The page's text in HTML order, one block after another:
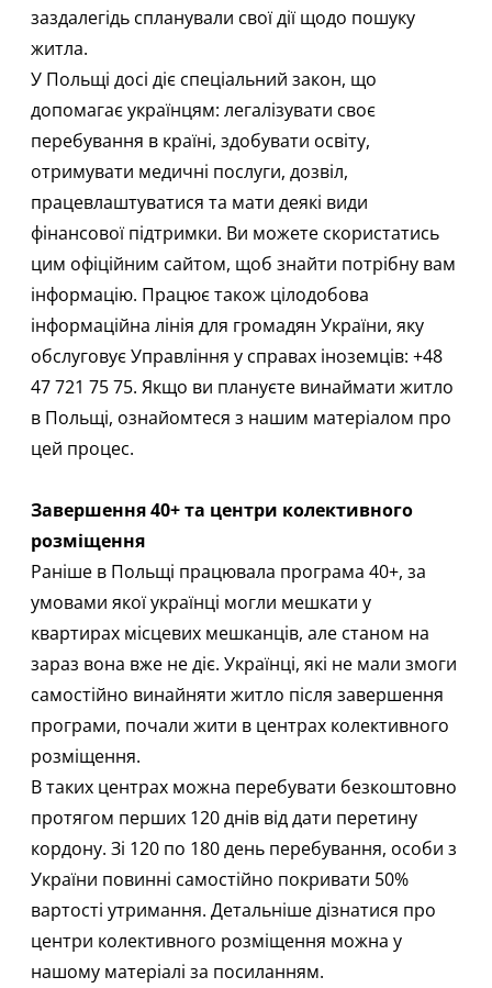
заздалегідь спланували свої дії щодо пошуку
житла.
У Польщі досі діє спеціальний закон, що
допомагає українцям: легалізувати своє
перебування в країні, здобувати освіту,
отримувати медичні послуги, дозвіл,
працевлаштуватися та мати деякі види
фінансової підтримки. Ви можете скористатись
цим офіційним сайтом, щоб знайти потрібну вам
інформацію. Працює також цілодобова
інформаційна лінія для громадян України, яку
обслуговує Управління у справах іноземців: +48
47 721 75 75. Якщо ви плануєте винаймати житло
в Польщі, ознайомтеся з нашим матеріалом про
цей процес.
Завершення 40+ та центри колективного
розміщення
Раніше в Польщі працювала програма 40+, за
умовами якої українці могли мешкати у
квартирах місцевих мешканців, але станом на
зараз вона вже не діє. Українці, які не мали змоги
самостійно винайняти житло після завершення
програми, почали жити в центрах колективного
розміщення.
В таких центрах можна перебувати безкоштовно
протягом перших 120 днів від дати перетину
кордону. Зі 120 по 180 день перебування, особи з
України повинні самостійно покривати 50%
вартості утримання. Детальніше дізнатися про
центри колективного розміщення можна у
нашому матеріалі за посиланням.